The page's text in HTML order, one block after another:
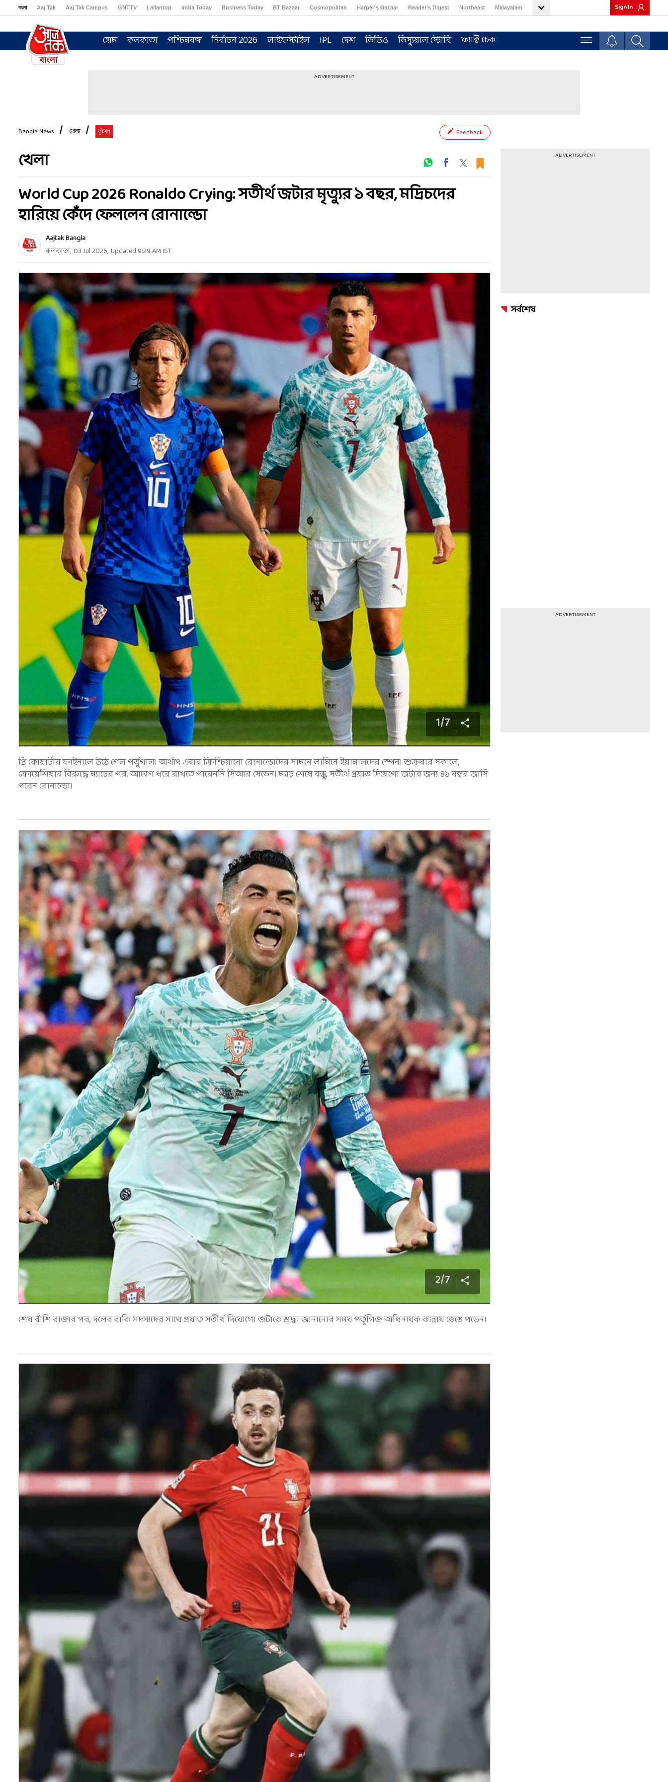
বাংলা Aaj Tak Aaj Tak Campus GNTTV Lallantop India Today Business Today BT Bazaar Cosmopolitan Harper's Bazaar Reader’s Digest Northeast Malayalam Sign In
হোম কলকাতা পশ্চিমবঙ্গ নির্বাচন 2026 লাইফস্টাইল IPL দেশ ভিডিও ভিস্যুয়াল স্টোরি ফ্যাক্ট চেক
ADVERTISEMENT
Bangla News খেলা ফুটবল Feedback
খেলা
World Cup 2026 Ronaldo Crying: সতীর্থ জটার মৃত্যুর ১ বছর, মদ্রিচদের
হারিয়ে কেঁদে ফেললেন রোনাল্ডো
Aajtak Bangla
কলকাতা, 03 Jul 2026, Updated 9:29 AMIST
1/7
প্রি কোয়ার্টার ফাইনালে উঠে গেল পর্তুগাল। অর্থাৎ এবার ক্রিশ্চিয়ানো রোনাল্ডোদের সামনে লামিনে ইয়ামালদের স্পেন। শুক্রবার সকালে,
ক্রোয়েশিয়ার বিরুদ্ধে ম্যাচের পর, আবেগ ধরে রাখতে পারেননি সিআর সেভেন। ম্যাচ শেষে বন্ধু, সতীর্থ প্রয়াত দিয়েগো জটার জন্য ৪১ নম্বর জার্সি
পরেন রোনাল্ডো।
2/7
শেষ বাঁশি বাজার পর, দলের বাকি সদস্যদের সাথে প্রয়াত সতীর্থ দিয়োগো জটাকে শ্রদ্ধা জানানোর সময় পর্তুগিজ অধিনায়ক কান্নায় ভেঙে পড়েন।
ADVERTISEMENT
সর্বশেষ
ADVERTISEMENT